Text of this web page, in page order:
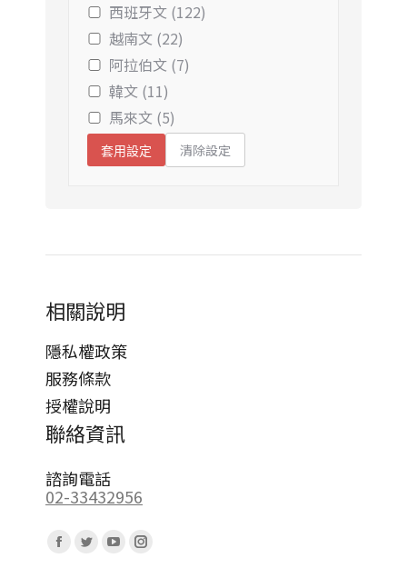
西班牙文 (122)
越南文 (22)
阿拉伯文 (7)
韓文 (11)
馬來文 (5)
套用設定 清除設定
相關說明
隱私權政策
服務條款
授權說明
聯絡資訊
諮詢電話
02-33432956
Facebook
TwitterYouTubeInstagram